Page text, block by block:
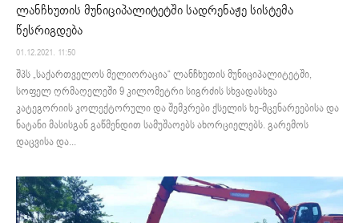
ლანჩხუთის მუნიციპალიტეტში სადრენაჟე სისტემა
წესრიგდება
01.12.2021. 11:50
შპს „საქართველოს მელიორაცია“ ლანჩხუთის მუნიციპალიტეტში,
სოფელ ღრმაღელეში 9 კილომეტრი სიგრძის სხვადასხვა
კატეგორიის კოლექტორული და შემკრები ქსელის ხე-მცენარეებისა და
ნატანი მასისგან გაწმენდით სამუშაოებს ახორციელებს. გარემოს
დაცვისა და...